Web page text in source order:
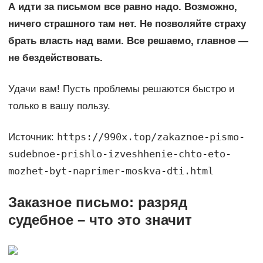
А идти за письмом все равно надо. Возможно,
ничего страшного там нет. Не позволяйте страху
брать власть над вами. Все решаемо, главное —
не бездействовать.
Удачи вам! Пусть проблемы решаются быстро и
только в вашу пользу.
Источник: https://990x.top/zakaznoe-pismo-
sudebnoe-prishlo-izveshhenie-chto-eto-
mozhet-byt-naprimer-moskva-dti.html
Заказное письмо: разряд
судебное – что это значит